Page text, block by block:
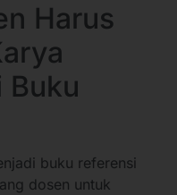
Harus
Buku
buku referensi
dosen untuk